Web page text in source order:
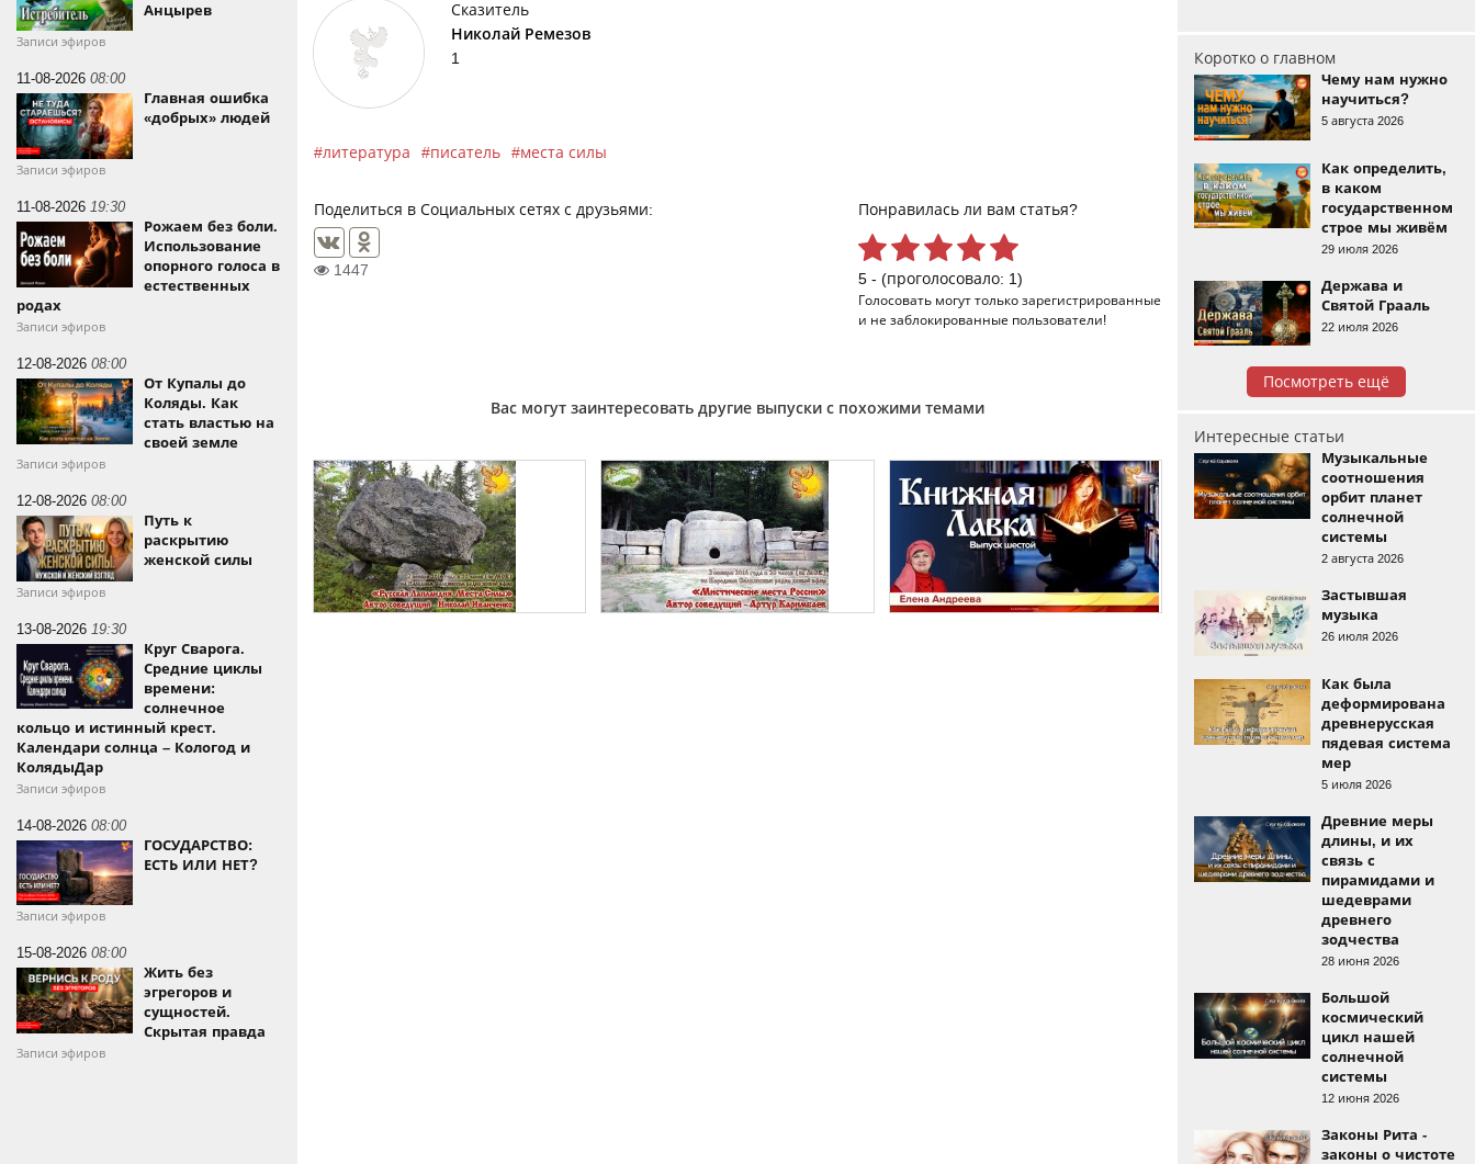
Анцырев
Записи эфиров
11-08-2026 08:00
Главная ошибка
«добрых» людей
Записи эфиров
11-08-2026 19:30
Рожаем без боли.
Использование
опорного голоса в
естественных
родах
Записи эфиров
12-08-2026 08:00
От Купалы до
Коляды. Как
стать властью на
своей земле
Записи эфиров
12-08-2026 08:00
Путь к
раскрытию
женской силы
Записи эфиров
13-08-2026 19:30
Круг Сварога.
Средние циклы
времени:
солнечное
кольцо и истинный крест.
Календари солнца – Кологод и
КолядыДар
Записи эфиров
14-08-2026 08:00
ГОСУДАРСТВО:
ЕСТЬ ИЛИ НЕТ?
Записи эфиров
15-08-2026 08:00
Жить без
эгрегоров и
сущностей.
Скрытая правда
Записи эфиров
Сказитель
Николай Ремезов
1
литература писатель места силы
Поделиться в Социальных сетях с друзьями:
1447
Понравилась ли вам статья?
5 - (проголосовало: 1)
Голосовать могут толькозарегистрированные
и не заблокированные пользователи!
Вас могут заинтересовать другие выпуски с похожими темами
Коротко о главном
Чему нам нужно
научиться?
5 августа 2026
Как определить,
в каком
государственном
строе мы живём
29 июля 2026
Держава и
Святой Грааль
22 июля 2026
Посмотреть ещё
Интересные статьи
Музыкальные
соотношения
орбит планет
солнечной
системы
2 августа 2026
Застывшая
музыка
26 июля 2026
Как была
деформирована
древнерусская
пядевая система
мер
5 июля 2026
Древние меры
длины, и их
связь с
пирамидами и
шедеврами
древнего
зодчества
28 июня 2026
Большой
космический
цикл нашей
солнечной
системы
12 июня 2026
Законы Рита -
законы о чистоте